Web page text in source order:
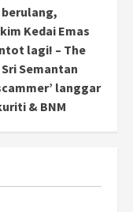
Kedai Emas
lagi! – The
Semantan
langgar
& BNM